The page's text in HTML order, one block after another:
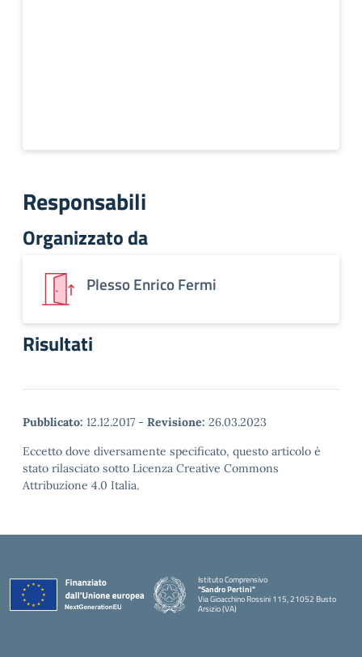
Responsabili
Organizzato da
Plesso Enrico Fermi
Risultati
Pubblicato: 12.12.2017 - Revisione: 26.03.2023
Eccetto dove diversamente specificato, questo articolo è
stato rilasciato sotto Licenza Creative Commons
Attribuzione 4.0 Italia.
Istituto Comprensivo
"Sandro Pertini"
Via Gioacchino Rossini 115, 21052 Busto
Arsizio (VA)